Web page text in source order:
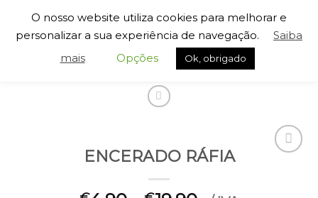
content
ACESSÓRIOS CAMPISMO
ENCERADO RÁFIA
O nosso website utiliza cookies para melhorar e
personalizar a sua experiência de navegação.
Saiba
mais
Opções Ok, obrigado